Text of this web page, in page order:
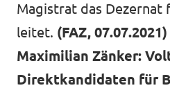
Magistrat das Dezernat
leitet. (FAZ, 07.07.2021)
Maximilian Zänker:
Direktkandidaten für